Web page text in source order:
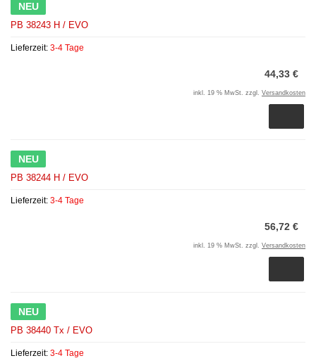
NEU
PB 38243 H / EVO
Lieferzeit: 3-4 Tage
44,33 €
inkl. 19 % MwSt. zzgl. Versandkosten
NEU
PB 38244 H / EVO
Lieferzeit: 3-4 Tage
56,72 €
inkl. 19 % MwSt. zzgl. Versandkosten
NEU
PB 38440 Tx / EVO
Lieferzeit: 3-4 Tage